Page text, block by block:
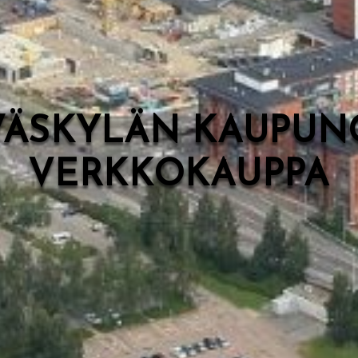
VERKKOKAUPPA